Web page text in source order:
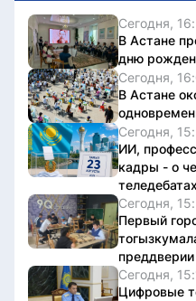
Сегодня,
В Астане
дню
Сегодня,
В Астане
Сегодня,
ИИ,
кадры - о
теледебатах
Сегодня,
Первый
Сегодня,
Цифровые